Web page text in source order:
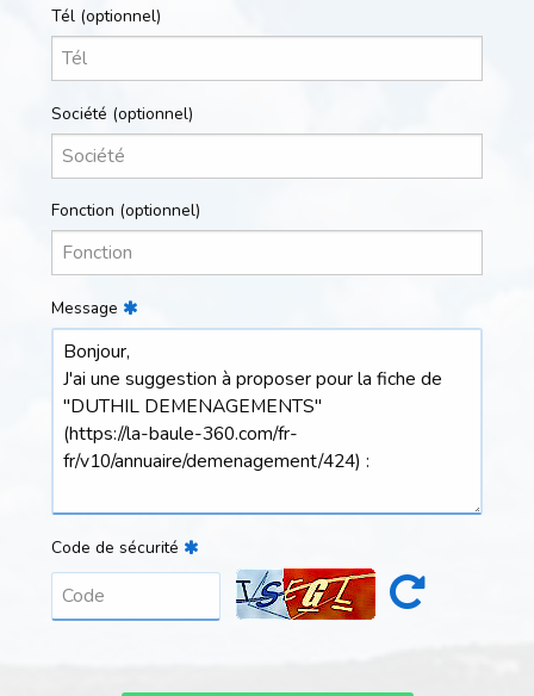
Tél(optionnel)
Société (optionnel)
Fonction (optionnel)
Message
Code de sécurité